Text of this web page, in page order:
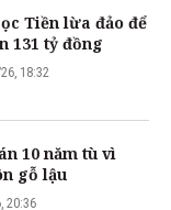
Tiền lừa đảo để
131 tỷ đồng
18:32
10 năm tù vì
gỗ lậu
20:36